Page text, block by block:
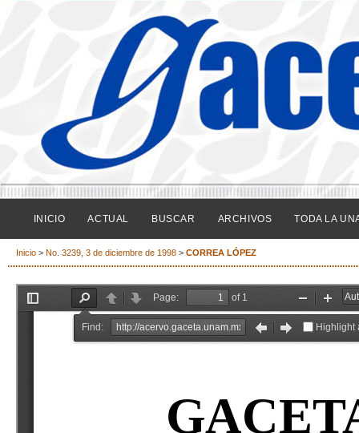
INICIO ACTUAL BUSCAR ARCHIVOS TODA LA
Inicio > No. 3239, 3 de diciembre de 1998 > CORREA LÓPEZ